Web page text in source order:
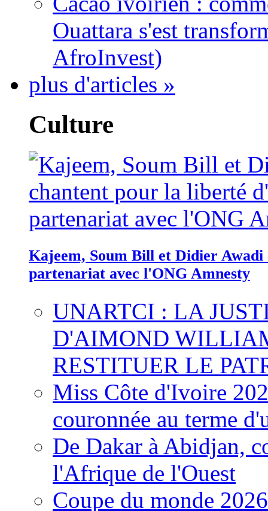
Ouattara s'est
AfroInvest)
plus d'articles »
Culture
Kajeem, Soum Bill et Didier
partenariat avec l'ONG Amnesty
UNARTCI : LA
D'AIMOND
RESTITUER LE
Miss Côte d'Ivoire
couronnée au terme
De Dakar à Abidjan,
l'Afrique de l'Ouest
Coupe du monde